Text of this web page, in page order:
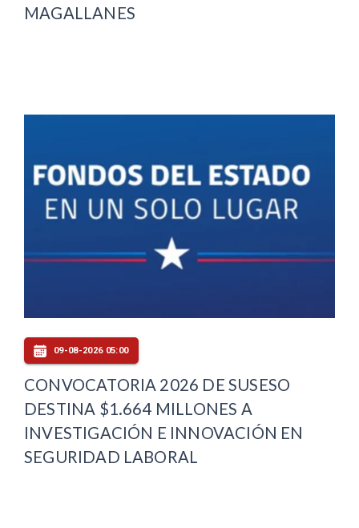
MAGALLANES
09-08-2026 05:00
CONVOCATORIA 2026 DE SUSESO
DESTINA $1.664 MILLONES A
INVESTIGACIÓN E INNOVACIÓN EN
SEGURIDAD LABORAL